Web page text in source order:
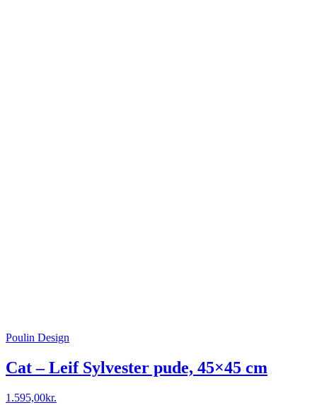
Poulin Design
Cat – Leif Sylvester pude, 45×45 cm
1.595,00kr.